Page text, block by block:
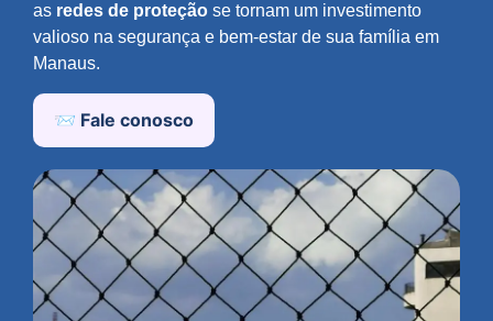
as redes de proteção se tornam um investimento
valioso na segurança e bem-estar de sua família em
Manaus.
📨 Fale conosco